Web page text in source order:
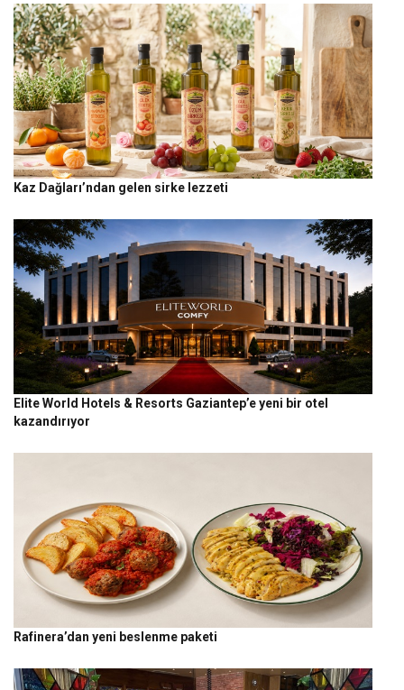
Kaz Dağları’ndan gelen sirke lezzeti
Elite World Hotels & Resorts Gaziantep’e yeni bir otel
kazandırıyor
Rafinera’dan yeni beslenme paketi